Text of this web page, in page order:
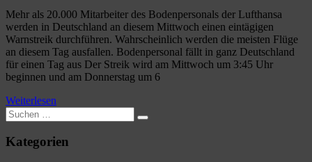
Mehr als 20.000 Mitarbeiter des Bodenpersonals der Lufthansa
werden in Deutschland an diesem Mittwoch einen eintägigen
Warnstreik durchführen. Wahrscheinlich werden die meisten Flüge
an diesem Tag ausfallen. Bodenpersonal fällt in ganz Deutschland
für einen Tag aus Der Streik wird am Mittwoch um 3:45 Uhr
beginnen und am Donnerstag um 6
Weiterlesen
Suchen
nach:
Suchen
Kategorien